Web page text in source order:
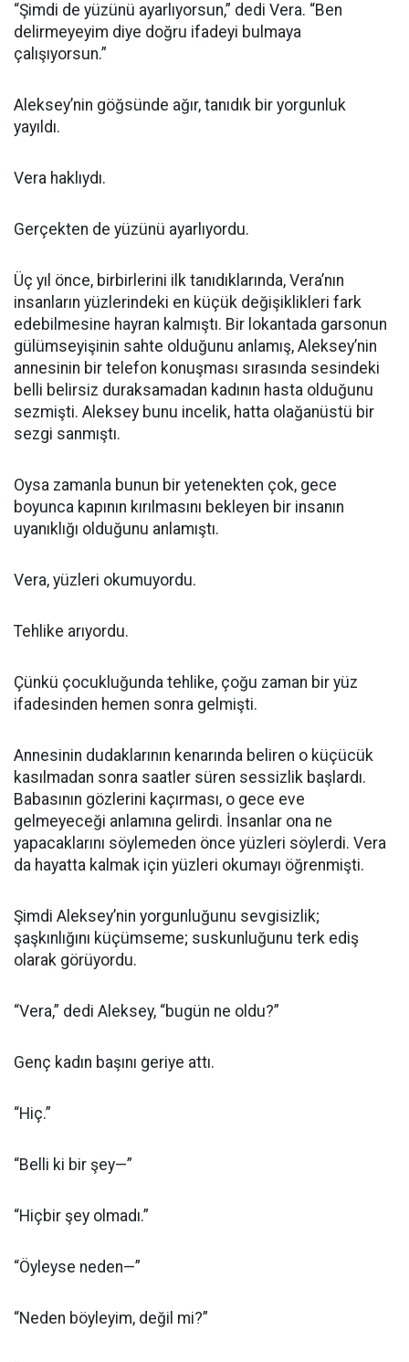
“Şimdi de yüzünü ayarlıyorsun,” dedi Vera. “Ben
delirmeyeyim diye doğru ifadeyi bulmaya
çalışıyorsun.”
Aleksey’nin göğsünde ağır, tanıdık bir yorgunluk
yayıldı.
Vera haklıydı.
Gerçekten de yüzünü ayarlıyordu.
Üç yıl önce, birbirlerini ilk tanıdıklarında, Vera’nın
insanların yüzlerindeki en küçük değişiklikleri fark
edebilmesine hayran kalmıştı. Bir lokantada garsonun
gülümseyişinin sahte olduğunu anlamış, Aleksey’nin
annesinin bir telefon konuşması sırasında sesindeki
belli belirsiz duraksamadan kadının hasta olduğunu
sezmişti. Aleksey bunu incelik, hatta olağanüstü bir
sezgi sanmıştı.
Oysa zamanla bunun bir yetenekten çok, gece
boyunca kapının kırılmasını bekleyen bir insanın
uyanıklığı olduğunu anlamıştı.
Vera, yüzleri okumuyordu.
Tehlike arıyordu.
Çünkü çocukluğunda tehlike, çoğu zaman bir yüz
ifadesinden hemen sonra gelmişti.
Annesinin dudaklarının kenarında beliren o küçücük
kasılmadan sonra saatler süren sessizlik başlardı.
Babasının gözlerini kaçırması, o gece eve
gelmeyeceği anlamına gelirdi. İnsanlar ona ne
yapacaklarını söylemeden önce yüzleri söylerdi. Vera
da hayatta kalmak için yüzleri okumayı öğrenmişti.
Şimdi Aleksey’nin yorgunluğunu sevgisizlik;
şaşkınlığını küçümseme; suskunluğunu terk ediş
olarak görüyordu.
“Vera,” dedi Aleksey, “bugün ne oldu?”
Genç kadın başını geriye attı.
“Hiç.”
“Belli ki bir şey—”
“Hiçbir şey olmadı.”
“Öyleyse neden—”
“Neden böyleyim, değil mi?”